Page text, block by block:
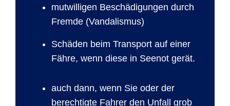
mutwilligen Beschädigungen durch
Fremde (Vandalismus)
Schäden beim Transport auf einer
Fähre, wenn diese in Seenot gerät.
auch dann, wenn Sie oder der
berechtigte Fahrer den Unfall grob